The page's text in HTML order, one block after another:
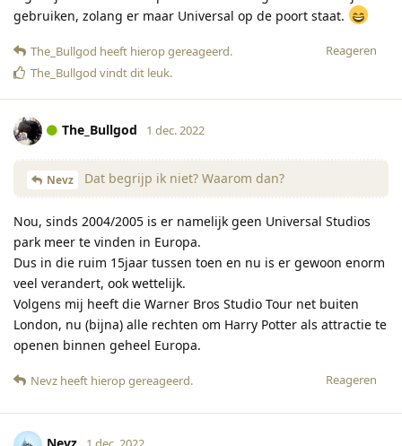
gebruiken, zolang er maar Universal op de poort staat.
Reageren
The_Bullgod heeft hierop gereageerd.
The_Bullgod vindt dit leuk.
The_Bullgod 1 dec. 2022
Nevz Dat begrijp ik niet? Waarom dan?
Nou, sinds 2004/2005 is er namelijk geen Universal Studios
park meer te vinden in Europa.
Dus in die ruim 15jaar tussen toen en nu is er gewoon enorm
veel verandert, ook wettelijk.
Volgens mij heeft die Warner Bros Studio Tour net buiten
London, nu (bijna) alle rechten om Harry Potter als attractie te
openen binnen geheel Europa.
Reageren
Nevz heeft hierop gereageerd.